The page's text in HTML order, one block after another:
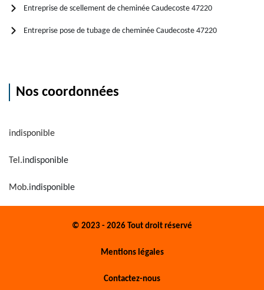
Entreprise de scellement de cheminée Caudecoste 47220
Entreprise pose de tubage de cheminée Caudecoste 47220
Nos coordonnées
indisponible
Tel.indisponible
Mob.indisponible
© 2023 - 2026 Tout droit réservé
Mentions légales
Contactez-nous